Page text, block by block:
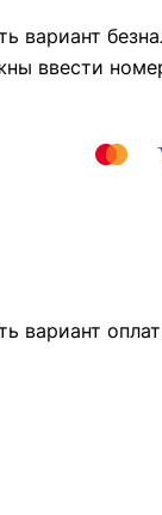
вариант
ввести
вариант